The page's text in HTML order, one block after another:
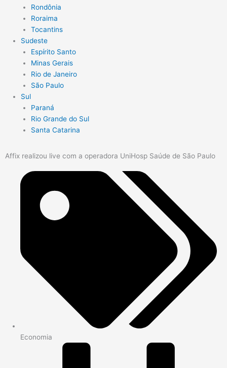
Rondônia
Roraima
Tocantins
Sudeste
Espírito Santo
Minas Gerais
Rio de Janeiro
São Paulo
Sul
Paraná
Rio Grande do Sul
Santa Catarina
Affix realizou live com a operadora UniHosp Saúde de São Paulo
Economia